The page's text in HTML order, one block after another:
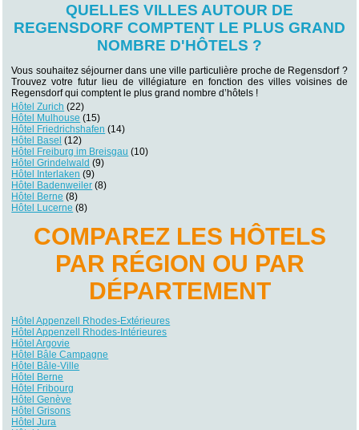
QUELLES VILLES AUTOUR DE
REGENSDORF COMPTENT LE PLUS GRAND
NOMBRE D'HÔTELS ?
Vous souhaitez séjourner dans une ville particulière proche de Regensdorf ?
Trouvez votre futur lieu de villégiature en fonction des villes voisines de
Regensdorf qui comptent le plus grand nombre d’hôtels !
Hôtel Zurich (22)
Hôtel Mulhouse (15)
Hôtel Friedrichshafen (14)
Hôtel Basel (12)
Hôtel Freiburg im Breisgau (10)
Hôtel Grindelwald (9)
Hôtel Interlaken (9)
Hôtel Badenweiler (8)
Hôtel Berne (8)
Hôtel Lucerne (8)
COMPAREZ LES HÔTELS
PAR RÉGION OU PAR
DÉPARTEMENT
Hôtel Appenzell Rhodes-Extérieures
Hôtel Appenzell Rhodes-Intérieures
Hôtel Argovie
Hôtel Bâle Campagne
Hôtel Bâle-Ville
Hôtel Berne
Hôtel Fribourg
Hôtel Genève
Hôtel Grisons
Hôtel Jura